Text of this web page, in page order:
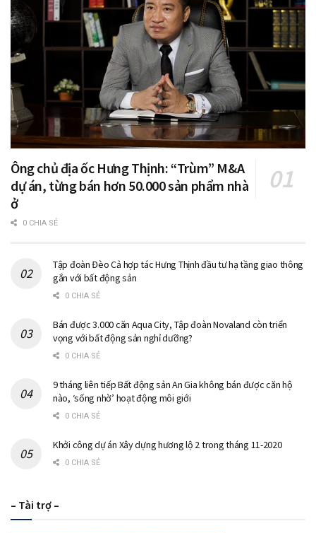
Ông chủ địa ốc Hưng Thịnh: “Trùm” M&A
dự án, từng bán hơn 50.000 sản phẩm nhà
ở
0 CHIA SẺ
Tập đoàn Đèo Cả hợp tác Hưng Thịnh đầu tư hạ tầng giao thông
gắn với bất động sản
0 CHIA SẺ
Bán được 3.000 căn Aqua City, Tập đoàn Novaland còn triển
vọng với bất động sản nghỉ dưỡng?
0 CHIA SẺ
9 tháng liên tiếp Bất động sản An Gia không bán được căn hộ
nào, ‘sống nhờ’ hoạt động môi giới
0 CHIA SẺ
Khởi công dự án Xây dựng hương lộ 2 trong tháng 11-2020
0 CHIA SẺ
– Tài trợ –